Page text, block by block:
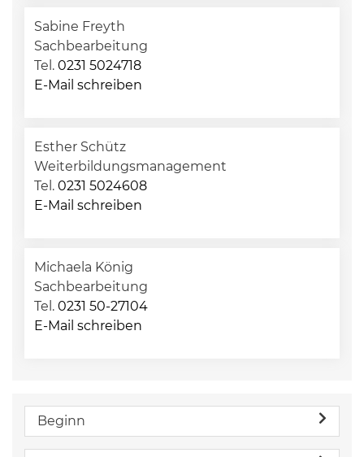
Sabine Freyth
Sachbearbeitung
Tel. 0231 5024718
E-Mail schreiben
Esther Schütz
Weiterbildungsmanagement
Tel. 0231 5024608
E-Mail schreiben
Michaela König
Sachbearbeitung
Tel. 0231 50-27104
E-Mail schreiben
Beginn